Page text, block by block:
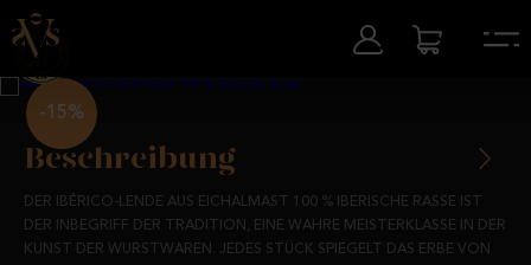
-15%
Beschreibung
DER IBÉRICO-LENDE AUS EICHALMAST 100 % IBERISCHE RASSE IST
DER INBEGRIFF DER TRADITION, EINE WAHRE MEISTERKLASSE IN DER
KUNST DER WURSTWAREN. JEDES STÜCK SPIEGELT DAS ERBE VON